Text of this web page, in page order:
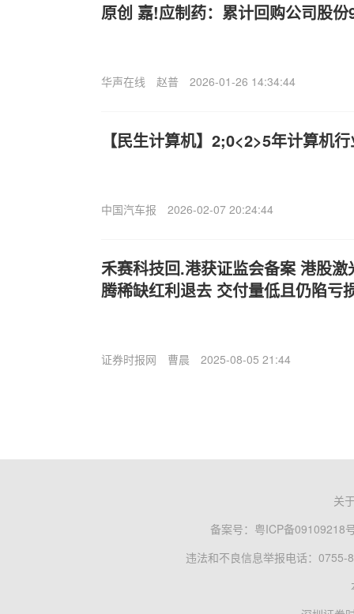
原创 嘉!应制药：累计回购公司股份
华声在线 赵普 2026-01-26 14:34:44
【民生计算机】2;0<2>5年计算机
中国汽车报 2026-02-07 20:24:44
禾赛科技回.港获证监会备案 港股
腾稀缺红利退去 交付量低且仍陷亏
证券时报网 曹晨 2025-08-05 21:44
关
备案号： 粤ICP备09109218
违法和不良信息举报电话：0755-